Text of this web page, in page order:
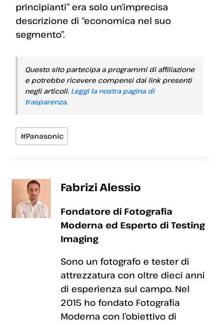
principianti” era solo un’imprecisa
descrizione di “economica nel suo
segmento”.
Questo sito partecipa a programmi di affiliazione
e potrebbe ricevere compensi dai link presenti
negli articoli. Leggi la nostra pagina di
trasparenza.
Tag
articolo:
#Panasonic
Fabrizi Alessio
Fondatore di Fotografia
Moderna ed Esperto di Testing
Imaging
Sono un fotografo e tester di
attrezzatura con oltre dieci anni
di esperienza sul campo. Nel
2015 ho fondato Fotografia
Moderna con l’obiettivo di